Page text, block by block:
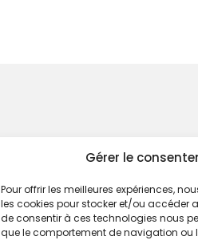
Gérer le
Pour offrir les meilleures expériences,
les cookies pour stocker et/ou accéder
de consentir à ces technologies nous
que le comportement de navigation ou